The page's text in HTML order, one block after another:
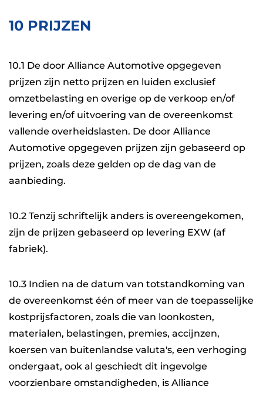
10 PRIJZEN
10.1 De door Alliance Automotive opgegeven
prijzen zijn netto prijzen en luiden exclusief
omzetbelasting en overige op de verkoop en/of
levering en/of uitvoering van de overeenkomst
vallende overheidslasten. De door Alliance
Automotive opgegeven prijzen zijn gebaseerd op
prijzen, zoals deze gelden op de dag van de
aanbieding.
10.2 Tenzij schriftelijk anders is overeengekomen,
zijn de prijzen gebaseerd op levering EXW (af
fabriek).
10.3 Indien na de datum van totstandkoming van
de overeenkomst één of meer van de toepasselijke
kostprijsfactoren, zoals die van loonkosten,
materialen, belastingen, premies, accijnzen,
koersen van buitenlandse valuta's, een verhoging
ondergaat, ook al geschiedt dit ingevolge
voorzienbare omstandigheden, is Alliance